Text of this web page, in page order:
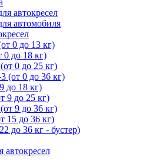
автокресел
автомобиля
0 до 13 кг)
0 до 18 кг)
0 до 25 кг)
(от 0 до 36 кг)
до 18 кг)
9 до 25 кг)
9 до 36 кг)
15 до 36 кг)
до 36 кг - бустер)
автокресел